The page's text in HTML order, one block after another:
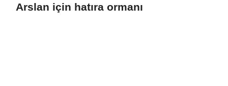
Arslan için hatıra ormanı